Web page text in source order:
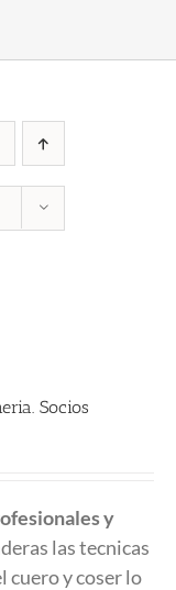
Socios
y
las tecnicas
cuero y coser lo